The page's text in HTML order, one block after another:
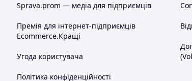
Sprava.prom — медіа для підприємців
Премія для інтернет-підприємців
Ecommerce.Кращі
Угода користувача
Політика конфіденційності